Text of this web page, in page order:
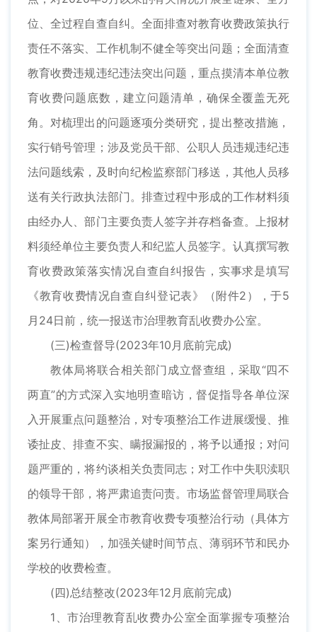
位、全过程自查自纠。全面排查对教育收费政策执行
责任不落实、工作机制不健全等突出问题；全面清查
教育收费违规违纪违法突出问题，重点摸清本单位教
育收费问题底数，建立问题清单，确保全覆盖无死
角。对梳理出的问题逐项分类研究，提出整改措施，
实行销号管理；涉及党员干部、公职人员违规违纪违
法问题线索，及时向纪检监察部门移送，其他人员移
送有关行政执法部门。排查过程中形成的工作材料须
由经办人、部门主要负责人签字并存档备查。上报材
料须经单位主要负责人和纪监人员签字。认真撰写教
育收费政策落实情况自查自纠报告，实事求是填写
《教育收费情况自查自纠登记表》（附件2），于5
月24日前，统一报送市治理教育乱收费办公室。
(三)检查督导(2023年10月底前完成)
教体局将联合相关部门成立督查组，采取“四不
两直”的方式深入实地明查暗访，督促指导各单位深
入开展重点问题整治，对专项整治工作进展缓慢、推
诿扯皮、排查不实、瞒报漏报的，将予以通报；对问
题严重的，将约谈相关负责同志；对工作中失职渎职
的领导干部，将严肃追责问责。市场监督管理局联合
教体局部署开展全市教育收费专项整治行动（具体方
案另行通知），加强关键时间节点、薄弱环节和民办
学校的收费检查。
(四)总结整改(2023年12月底前完成)
1、市治理教育乱收费办公室全面掌握专项整治